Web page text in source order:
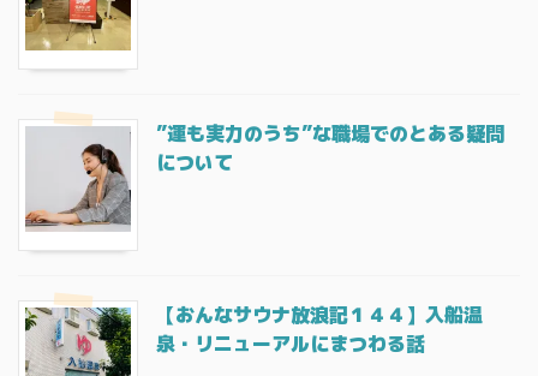
”運も実力のうち”な職場でのとある疑問
について
【おんなサウナ放浪記１４４】入船温
泉・リニューアルにまつわる話